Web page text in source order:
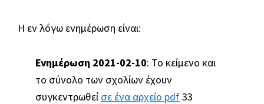
Η εν λόγω ενημέρωση είναι:
Ενημέρωση 2021-02-10: Το κείμενο και
το σύνολο των σχολίων έχουν
συγκεντρωθεί σε ένα αρχείο pdf33